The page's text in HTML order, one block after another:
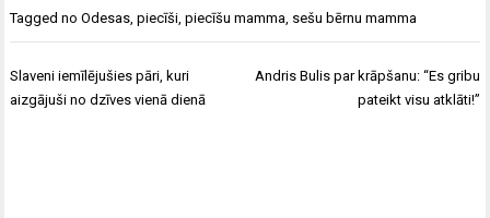
Taggedno Odesas,piecīši,piecīšu mamma, sešu bērnu mamma
Ziņu
izvēlne
Slaveni iemīlējušies pāri, kuri
aizgājuši no dzīves vienā dienā
Andris Bulis par krāpšanu: “Es gribu
pateikt visu atklāti!”